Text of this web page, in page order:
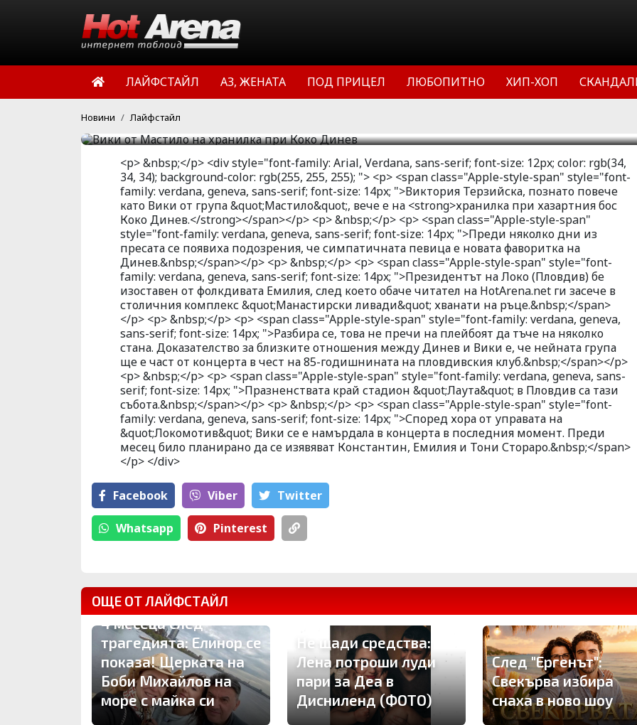
ЛАЙФСТАЙЛ АЗ, ЖЕНАТА ПОД ПРИЦЕЛ ЛЮБОПИТНО ХИП-ХОП
Новини Лайфстайл
Виктория Терзийска, познато повече като Вики от група
Мастило, вече е на хранилка при хазартния бос Коко Динев.
Преди няколко дни из пресата се появиха подозрения, че
симпатичната певица е новата фаворитка на Динев.
HotArena.net
<p> &nbsp;</p> <div style="font-family: Arial, Verdana, sans-serif; font-size: 12px; color: rgb(34,
34, 34); background-color: rgb(255, 255, 255); "> <p> <span class="Apple-style-span" style="font-
family: verdana, geneva, sans-serif; font-size: 14px; ">Виктория Терзийска, познато повече
като Вики от група &quot;Мастило&quot;, вече е на <strong>хранилка при хазартния бос
Коко Динев.</strong></span></p> <p> &nbsp;</p> <p> <span class="Apple-style-span"
style="font-family: verdana, geneva, sans-serif; font-size: 14px; ">Преди няколко дни из
пресата се появиха подозрения, че симпатичната певица е новата фаворитка на
Динев.&nbsp;</span></p> <p> &nbsp;</p> <p> <span class="Apple-style-span" style="font-
family: verdana, geneva, sans-serif; font-size: 14px; ">Президентът на Локо (Пловдив) бе
изоставен от фолкдивата Емилия, след което обаче читател на HotArena.net ги засече в
столичния комплекс &quot;Манастирски ливади&quot; хванати на ръце.&nbsp;</span>
</p> <p> &nbsp;</p> <p> <span class="Apple-style-span" style="font-family: verdana, geneva,
sans-serif; font-size: 14px; ">Разбира се, това не пречи на плейбоят да тъче на няколко
стана. Доказателство за близките отношения между Динев и Вики е, че нейната група
ще е част от концерта в чест на 85-годишнината на пловдивския клуб.&nbsp;</span></p>
<p> &nbsp;</p> <p> <span class="Apple-style-span" style="font-family: verdana, geneva, sans-
serif; font-size: 14px; ">Празненствата край стадион &quot;Лаута&quot; в Пловдив са тази
събота.&nbsp;</span></p> <p> &nbsp;</p> <p> <span class="Apple-style-span" style="font-
family: verdana, geneva, sans-serif; font-size: 14px; ">Според хора от управата на
&quot;Локомотив&quot; Вики се е намърдала в концерта в последния момент. Преди
месец било планирано да се изявяват Константин, Емилия и Тони Стораро.&nbsp;</span>
</p> </div>
Facebook Viber Тwitter
Whatsapp Pinterest
ОЩЕ ОТ ЛАЙФСТАЙЛ
4 месеца след
трагедията: Елинор се
показа! Щерката на
Боби Михайлов на
море с майка си
Не щади средства:
Лена потроши луди
пари за Деа в
Дисниленд (ФОТО)
След "Ергенът":
Свекърва избира
снаха в ново шоу